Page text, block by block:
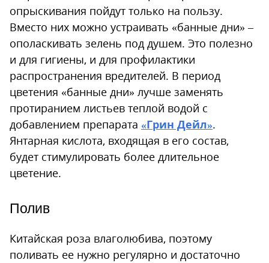
опрыскивания пойдут только на пользу.
Вместо них можно устраивать «банные дни» –
ополаскивать зелень под душем. Это полезно
и для гигиены, и для профилактики
распространения вредителей. В период
цветения «банные дни» лучше заменять
протиранием листьев теплой водой с
добавлением препарата «Грин Дейл».
Янтарная кислота, входящая в его состав,
будет стимулировать более длительное
цветение.
Полив
Китайская роза влаголюбива, поэтому
поливать ее нужно регулярно и достаточно